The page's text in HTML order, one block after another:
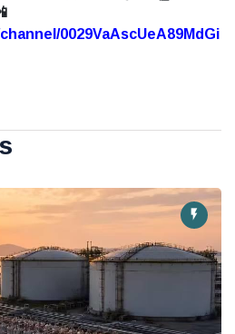
0029VaAscUeA89MdGi